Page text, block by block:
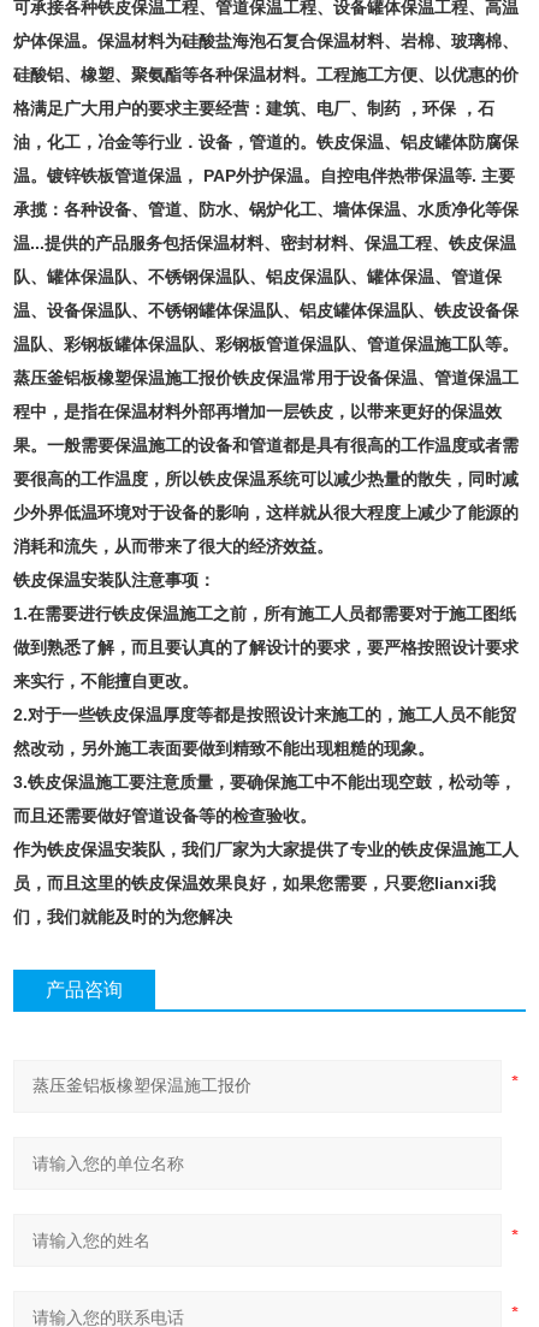
可承接各种铁皮保温工程、管道保温工程、设备罐体保温工程、高温
炉体保温。保温材料为硅酸盐海泡石复合保温材料、岩棉、玻璃棉、
硅酸铝、橡塑、聚氨酯等各种保温材料。工程施工方便、以优惠的价
格满足广大用户的要求主要经营：建筑、电厂、制药 ，环保 ，石
油，化工，冶金等行业．设备，管道的。铁皮保温、铝皮罐体防腐保
温。镀锌铁板管道保温， PAP外护保温。自控电伴热带保温等. 主要
承揽：各种设备、管道、防水、锅炉化工、墙体保温、水质净化等保
温...提供的产品服务包括保温材料、密封材料、保温工程、铁皮保温
队、罐体保温队、不锈钢保温队、铝皮保温队、罐体保温、管道保
温、设备保温队、不锈钢罐体保温队、铝皮罐体保温队、铁皮设备保
温队、彩钢板罐体保温队、彩钢板管道保温队、管道保温施工队等。
蒸压釜铝板橡塑保温施工报价铁皮保温常用于设备保温、管道保温工
程中，是指在保温材料外部再增加一层铁皮，以带来更好的保温效
果。一般需要保温施工的设备和管道都是具有很高的工作温度或者需
要很高的工作温度，所以铁皮保温系统可以减少热量的散失，同时减
少外界低温环境对于设备的影响，这样就从很大程度上减少了能源的
消耗和流失，从而带来了很大的经济效益。
铁皮保温安装队注意事项：
1.在需要进行铁皮保温施工之前，所有施工人员都需要对于施工图纸
做到熟悉了解，而且要认真的了解设计的要求，要严格按照设计要求
来实行，不能擅自更改。
2.对于一些铁皮保温厚度等都是按照设计来施工的，施工人员不能贸
然改动，另外施工表面要做到精致不能出现粗糙的现象。
3.铁皮保温施工要注意质量，要确保施工中不能出现空鼓，松动等，
而且还需要做好管道设备等的检查验收。
作为铁皮保温安装队，我们厂家为大家提供了专业的铁皮保温施工人
员，而且这里的铁皮保温效果良好，如果您需要，只要您lianxi我
们，我们就能及时的为您解决
产品咨询